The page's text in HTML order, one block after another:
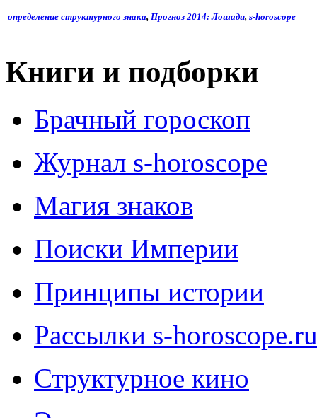
определение структурного знака, Прогноз 2014: Лошади, s-horoscope
Книги и подборки
Брачный гороскоп
Журнал s-horoscope
Магия знаков
Поиски Империи
Принципы истории
Рассылки s-horoscope.ru
Структурное кино